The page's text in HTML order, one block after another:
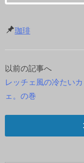
珈琲
投
稿
ナ
ビ
以前の記事へ
レッチェ風の冷たいカ
ェ。の巻